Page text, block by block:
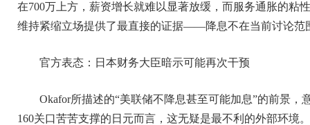
在700万上方，薪资增长就难以显著放缓，而服务通胀的粘
维持紧缩立场提供了最直接的证据——降息不在当前讨论范
官方表态：日本财务大臣暗示可能再次干预
Okafor所描述的“美联储不降息甚至可能加息”的前景
160关口苦苦支撑的日元而言，这无疑是最不利的外部环境